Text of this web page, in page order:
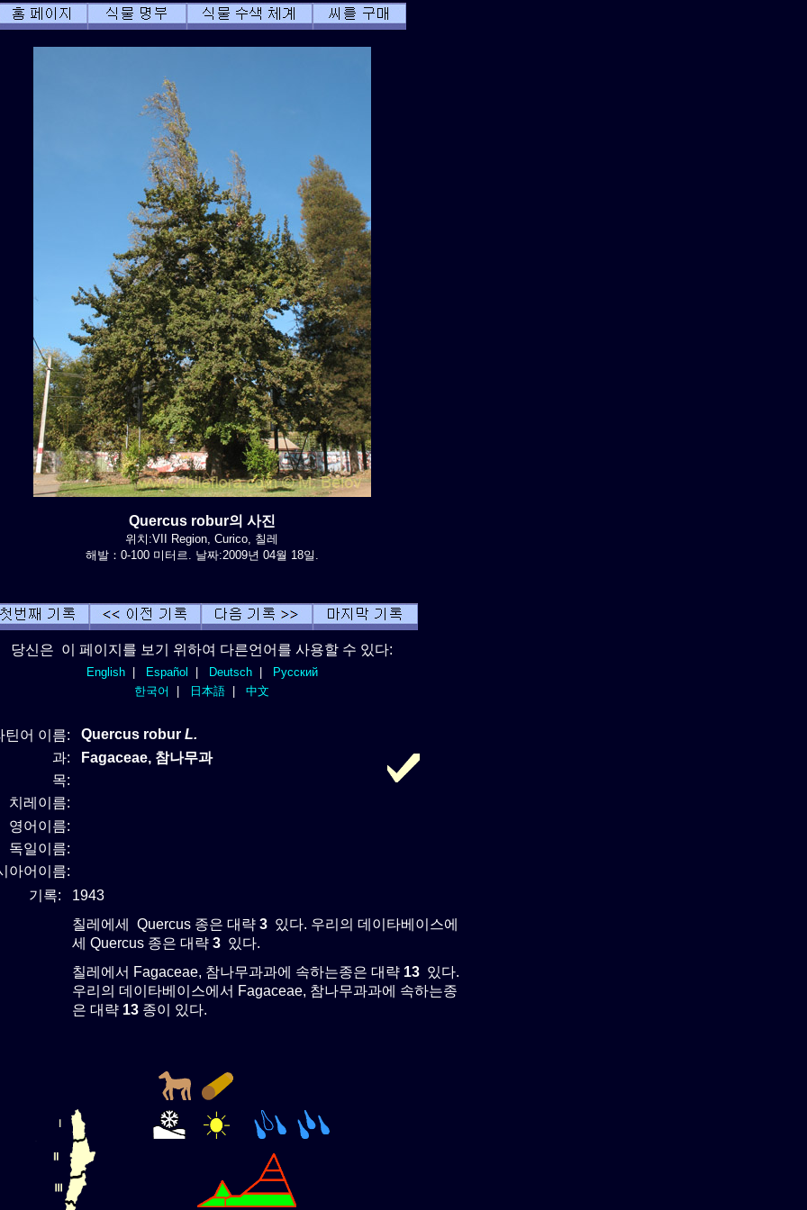
Quercus robur의 사진
위치:VII Region, Curico, 칠레
해발：0-100 미터르. 날짜:2009년 04월 18일.
당신은 이 페이지를 보기 위하여 다른언어를 사용할 수 있다:
English| Español Deutsch|
Русский
한국어
日本語 中文
틴어 이름: Quercus robur L.
과:
Fagaceae, 참나무과
목:
치레이름:
영어이름:
독일이름:
아어이름:
기록:
1943
칠레에세 Quercus 종은 대략 3 있다. 우리의 데이타베이스에
세 Quercus 종은 대략 3 있다.
칠레에서 Fagaceae, 참나무과과에 속하는종은 대략 13 있다.
우리의 데이타베이스에서 Fagaceae, 참나무과과에 속하는종
은 대략 13 종이 있다.